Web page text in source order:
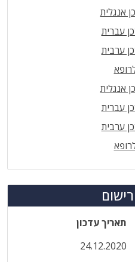
אנגלית
עברית
ערבית
אנגלית
עברית
ערבית
תאריך עדכון
24.12.2020